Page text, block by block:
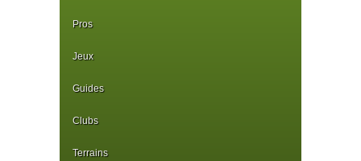
Pros
Jeux
Guides
Clubs
Terrains